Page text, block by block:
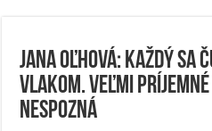
Jana Oľhová: Každý sa
vlakom. Veľmi
nespozná